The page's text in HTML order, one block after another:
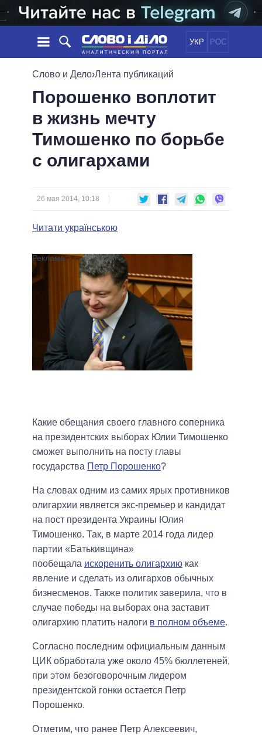
УКР РОС
НОВОСТИ
ЛЕНТА
СОБЫТИЯ
СТАТЬИ
ОБЗОРЫ
ДАЙДЖЕСТЫ
ПОЛИТИКА
ЭКОНОМИКА
ОБЩЕСТВО
ОБЕЩАНИЯ
ПОЛИТИКИ
ПРЕЗИДЕНТ И ОФИС
ВЕРХОВНАЯ РАДА
КАБИНЕТ МИНИСТРОВ
ВСЕ ПЕРСОНЫ
ПОДДЕРЖАТЬ
СРАВНЕНИЕ ПОЛИТИКОВ
Слово и Дело›Лента публикаций
Порошенко воплотит
в жизнь мечту
Тимошенко по борьбе
с олигархами
26 мая 2014, 10:18
Читати українською
Какие обещания своего главного соперника
на президентских выборах Юлии Тимошенко
сможет выполнить на посту главы
государства Петр Порошенко?
На словах одним из самих ярых противников
олигархии является экс-премьер и кандидат
на пост президента Украины Юлия
Тимошенко. Так, в марте 2014 года лидер
партии «Батькивщина»
пообещала искоренить олигархию как
явление и сделать из олигархов обычных
бизнесменов. Также политик заверила, что в
случае победы на выборах она заставит
олигархию платить налоги в полном объеме.
Согласно последним официальным данным
ЦИК обработала уже около 45% бюллетеней,
при этом безоговорочным лидером
президентской гонки остается Петр
Порошенко.
Отметим, что ранее Петр Алексеевич,